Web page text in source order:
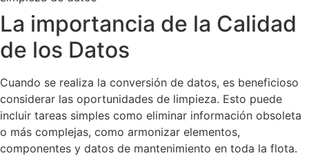
La importancia de la Calidad
de los Datos
Cuando se realiza la conversión de datos, es beneficioso
considerar las oportunidades de limpieza. Esto puede
incluir tareas simples como eliminar información obsoleta
o más complejas, como armonizar elementos,
componentes y datos de mantenimiento en toda la flota.